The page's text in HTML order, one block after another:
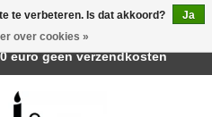
te verbeteren. Is dat akkoord?
Ja
over cookies »
& Cadeau | Belvederelaan
euro geen verzendkosten